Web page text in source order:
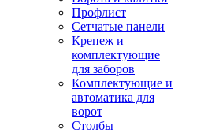
Профлист
Сетчатые панели
Крепеж и
комплектующие
для заборов
Комплектующие и
автоматика для
ворот
Столбы